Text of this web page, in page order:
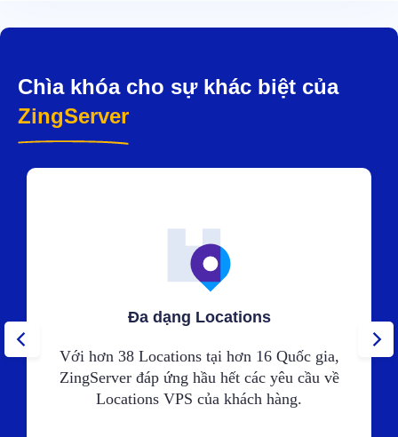
Chìa khóa cho sự khác biệt của
ZingServer
Đa dạng Locations
Với hơn 38 Locations tại hơn 16 Quốc gia,
ZingServer đáp ứng hầu hết các yêu cầu về
Locations VPS của khách hàng.